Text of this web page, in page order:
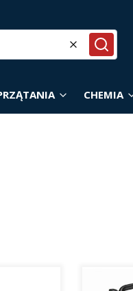
WyczyśćSzukaj
CHEMIA